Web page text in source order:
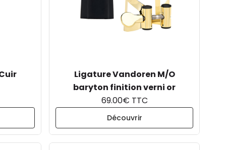
Ligature Vandoren M/O
baryton finition verni or
69.00€ TTC
Découvrir